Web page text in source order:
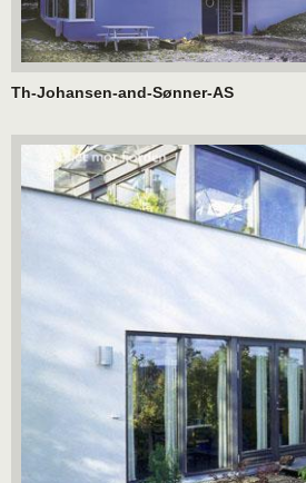
Th-Johansen-and-Sønner-AS